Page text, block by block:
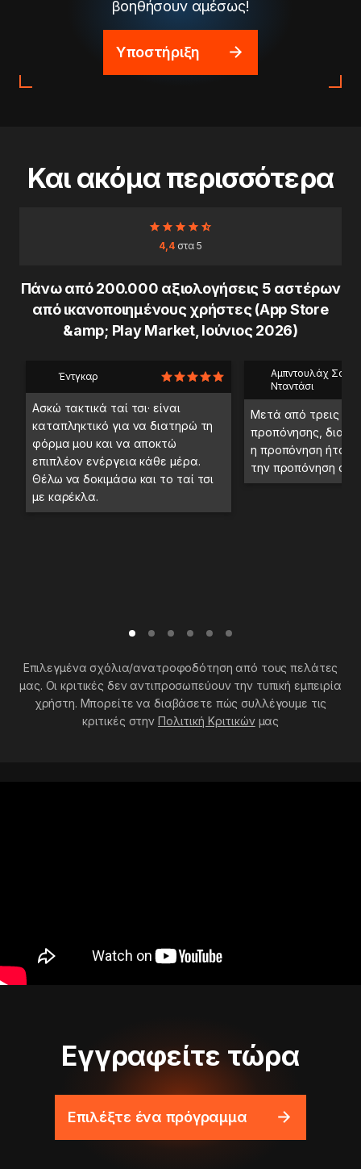
βοηθήσουν αμέσως!
Υποστήριξη
Και ακόμα περισσότερα
4,4στα 5
Πάνω από 200.000 αξιολογήσεις 5 αστέρων
από ικανοποιημένους χρήστες (App Store
&amp; Play Market, Ιούνιος 2026)
Έντγκαρ
Ασκώ τακτικά ταί τσι· είναι
καταπληκτικό για να διατηρώ τη
φόρμα μου και να αποκτώ
επιπλέον ενέργεια κάθε μέρα.
Θέλω να δοκιμάσω και το ταί τσι
με καρέκλα.
Αμπντουλάχ
Νταντάσι
Μετά από τρεις
προπόνησης,
η προπόνηση ήταν
την προπόνηση στο
Επιλεγμένα σχόλια/ανατροφοδότηση από τους πελάτες
μας. Οι κριτικές δεν αντιπροσωπεύουν την τυπική εμπειρία
χρήστη. Μπορείτε να διαβάσετε πώς συλλέγουμε τις
κριτικές στην Πολιτική Κριτικώνμας
Εγγραφείτε τώρα
Επιλέξτε ένα πρόγραμμα